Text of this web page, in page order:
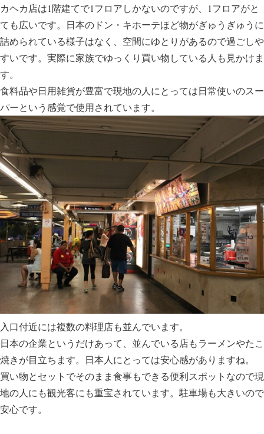
カヘカ店は1階建てで1フロアしかないのですが、1フロアがと
ても広いです。日本のドン・キホーテほど物がぎゅうぎゅうに
詰められている様子はなく、空間にゆとりがあるので過ごしや
すいです。実際に家族でゆっくり買い物している人も見かけま
す。
食料品や日用雑貨が豊富で現地の人にとっては日常使いのスー
パーという感覚で使用されています。
入口付近には複数の料理店も並んでいます。
日本の企業というだけあって、並んでいる店もラーメンやたこ
焼きが目立ちます。日本人にとっては安心感がありますね。
買い物とセットでそのまま食事もできる便利スポットなので現
地の人にも観光客にも重宝されています。駐車場も大きいので
安心です。